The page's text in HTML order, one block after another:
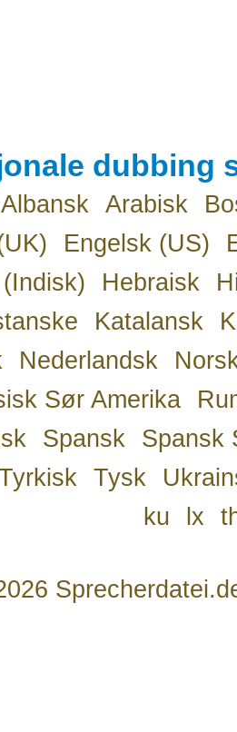
dubbing
Albansk Arabisk
Engelsk (US)
Hebraisk
Katalansk
Nederlandsk
Sør Amerika
Spansk
Spansk
Tysk
ku
lx